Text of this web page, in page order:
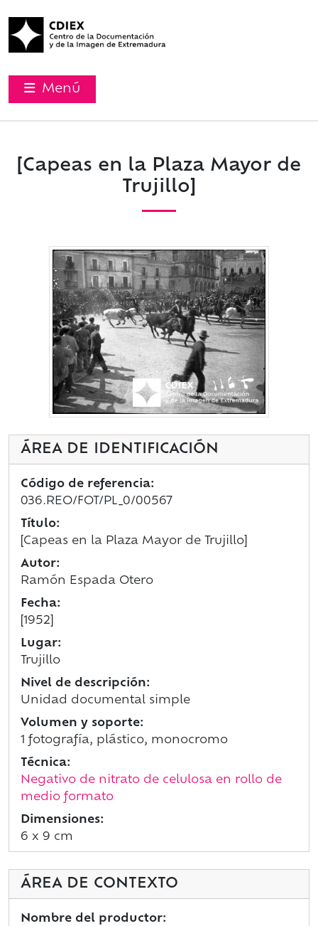
Menú
[Capeas en la Plaza Mayor de
Trujillo]
ÁREA DE IDENTIFICACIÓN
Código de referencia:
036.REO/FOT/PL_0/00567
Título:
[Capeas en la Plaza Mayor de Trujillo]
Autor:
Ramón Espada Otero
Fecha:
[1952]
Lugar:
Trujillo
Nivel de descripción:
Unidad documental simple
Volumen y soporte:
1 fotografía, plástico, monocromo
Técnica:
Negativo de nitrato de celulosa en rollo de
medio formato
Dimensiones:
6 x 9 cm
ÁREA DE CONTEXTO
Nombre del productor: